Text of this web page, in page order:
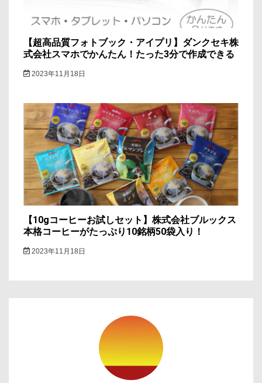
【超高品質フォトブック・アイプリ】ダンクセキ株
式会社スマホでかんたん！たった3分で作成できる
2023年11月18日
【10gコーヒーお試しセット】株式会社ブルックス
本格コーヒーがたっぷり10銘柄50袋入り！
2023年11月18日